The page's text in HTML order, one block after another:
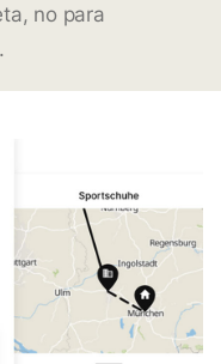
no para